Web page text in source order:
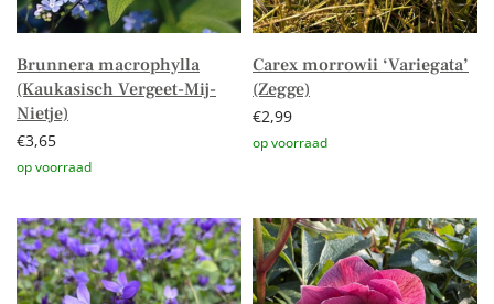
Brunnera macrophylla
(Kaukasisch Vergeet-Mij-
Nietje)
€3,65
Carex morrowii ‘Variegata’
(Zegge)
€2,99